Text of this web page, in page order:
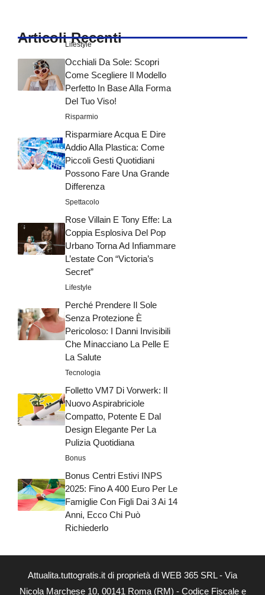
Articoli Recenti
Lifestyle
Occhiali Da Sole: Scopri
Come Scegliere Il Modello
Perfetto In Base Alla Forma
Del Tuo Viso!
Risparmio
Risparmiare Acqua E Dire
Addio Alla Plastica: Come
Piccoli Gesti Quotidiani
Possono Fare Una Grande
Differenza
Spettacolo
Rose Villain E Tony Effe: La
Coppia Esplosiva Del Pop
Urbano Torna Ad Infiammare
L’estate Con “Victoria’s
Secret”
Lifestyle
Perché Prendere Il Sole
Senza Protezione È
Pericoloso: I Danni Invisibili
Che Minacciano La Pelle E
La Salute
Tecnologia
Folletto VM7 Di Vorwerk: Il
Nuovo Aspirabriciole
Compatto, Potente E Dal
Design Elegante Per La
Pulizia Quotidiana
Bonus
Bonus Centri Estivi INPS
2025: Fino A 400 Euro Per Le
Famiglie Con Figli Dai 3 Ai 14
Anni, Ecco Chi Può
Richiederlo
Attualita.tuttogratis.it di proprietà di WEB 365 SRL - Via
Nicola Marchese 10, 00141 Roma (RM) - Codice Fiscale e